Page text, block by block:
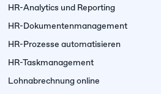
HR-Analytics und Reporting
HR-Dokumentenmanagement
HR-Prozesse automatisieren
HR-Taskmanagement
Lohnabrechnung online